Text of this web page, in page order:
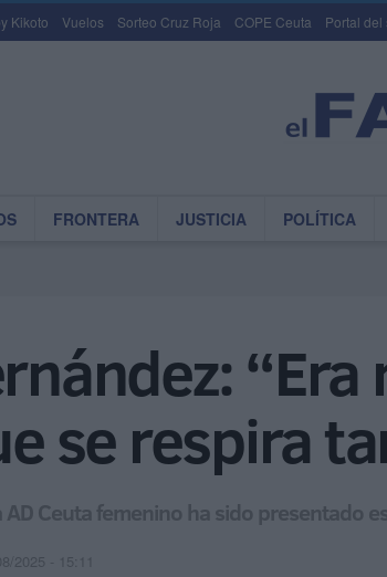
Kikoto Vuelos Sorteo Cruz Roja COPE Ceuta Portal del
FRONTERA JUSTICIA POLÍTICA
se respira
AD Ceuta femenino ha sido presentado
2025 - 15:11